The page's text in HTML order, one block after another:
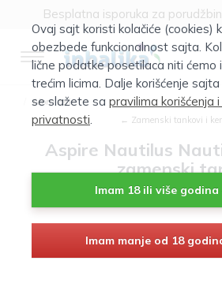
Besplatna isporuka za
Atomizeri
← Zamenski tankovi i
Aspire Nautilus
zamenski
Ovaj sajt koristi kolačiće (cookies)
obezbede funkcionalnost sajta.
lične podatke posetilaca niti ćemo
trećim licima. Dalje korišćenje
se slažete sa pravilima korišćenja
privatnosti.
Imam 18 ili više godina
Imam manje od 18